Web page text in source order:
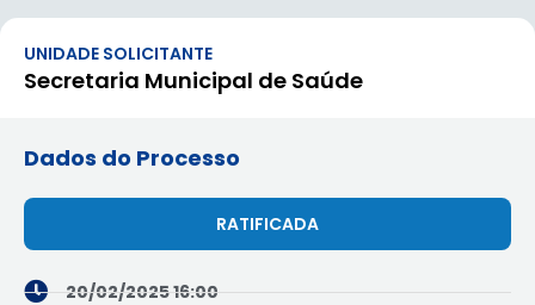
UNIDADE SOLICITANTE
Secretaria Municipal de Saúde
Dados do Processo
RATIFICADA
20/02/2025 16:00